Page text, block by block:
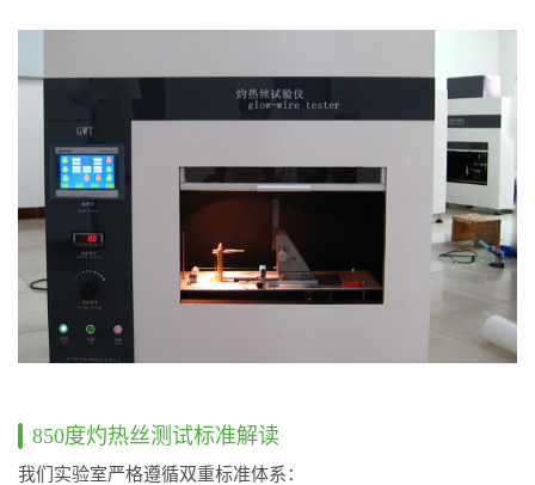
850度灼热丝测试标准解读
我们实验室严格遵循双重标准体系：